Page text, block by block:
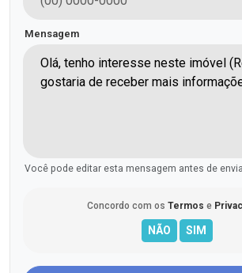
Mensagem
Você pode editar esta mensagem antes de
Concordo com os Termos e